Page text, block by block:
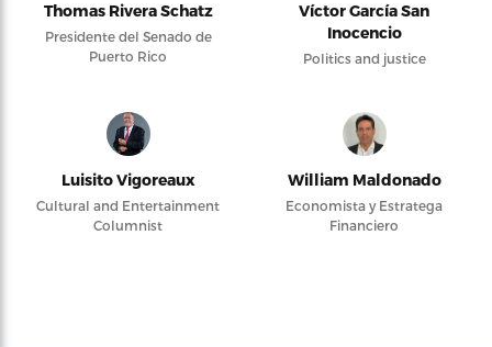
Thomas Rivera Schatz
Presidente del Senado de
Puerto Rico
Víctor García San
Inocencio
Politics and justice
Luisito Vigoreaux
Cultural and Entertainment
Columnist
William Maldonado
Economista y Estratega
Financiero